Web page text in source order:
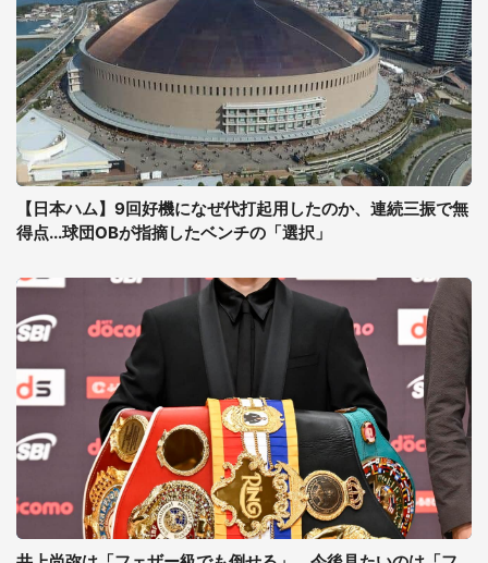
【日本ハム】9回好機になぜ代打起用したのか、連続三振で無
得点...球団OBが指摘したベンチの「選択」